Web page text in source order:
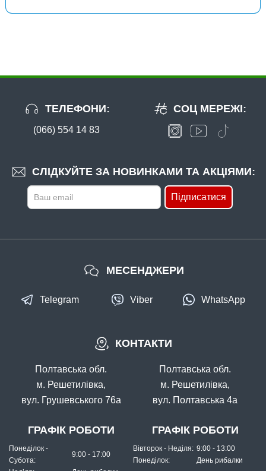
ТЕЛЕФОНИ:
(066) 554 14 83
СЛІДКУЙТЕ ЗА НОВИНКАМИ ТА АКЦІЯМИ:
Підписатися
СОЦ МЕРЕЖІ:
КОНТАКТИ
Полтавська обл.
м. Решетилівка,
вул. Грушевського 76а
ГРАФІК РОБОТИ
Понеділок -
Субота:
9:00 - 17:00
Полтавська обл.
м. Решетилівка,
вул. Полтавська 4а
ГРАФІК РОБОТИ
Вівторок - Неділя: 9:00 - 13:00
Понеділок:
День рибалки
МЕСЕНДЖЕРИ
Telegram Viber WhatsApp